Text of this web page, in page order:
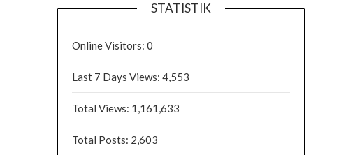
STATISTIK
Online Visitors: 0
Last 7 Days Views: 4,553
Total Views: 1,161,633
Total Posts: 2,603